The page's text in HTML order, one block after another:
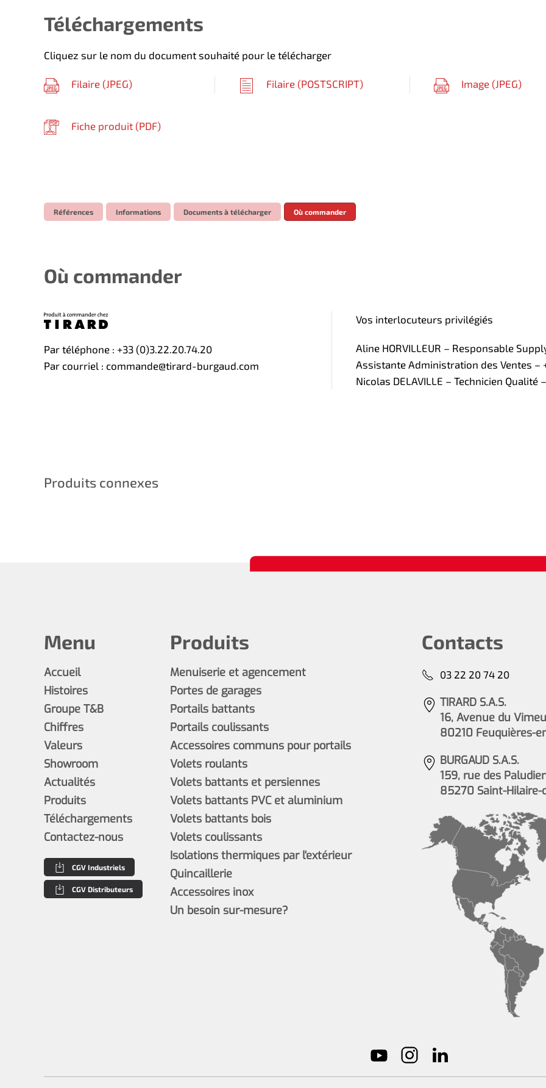
Téléchargements
Cliquez sur le nom du document souhaité pour le télécharger
Filaire (JPEG) Filaire (POSTSCRIPT) Image (JPEG)
Fiche produit (PDF)
Références Informations Documents à télécharger Où commander
Où commander
Par téléphone : +33 (0)3.22.20.74.20
Par courriel : commande@tirard-burgaud.com
Vos interlocuteurs privilégiés
Aline HORVILLEUR – Responsable
Assistante Administration des Ventes –
Nicolas DELAVILLE – Technicien Qualité
Produits connexes
Produits
Menuiserie et agencement
Portes de garages
Portails battants
Portails coulissants
Accessoires communs pour portails
Volets roulants
Volets battants et persiennes
Volets battants PVC et aluminium
Volets battants bois
Volets coulissants
Isolations thermiques par l'extérieur
Quincaillerie
Accessoires inox
Un besoin sur-mesure?
Menu
Accueil
Histoires
Groupe T&B
Chiffres
Valeurs
Showroom
Actualités
Produits
Téléchargements
Contactez-nous
CGV Industriels
CGV Distributeurs
Contacts
03 22 20 74 20
TIRARD S.A.S.
16, Avenue du
80210 Feuquières-
BURGAUD S.A.S.
159, rue des
85270 Saint-Hilaire-